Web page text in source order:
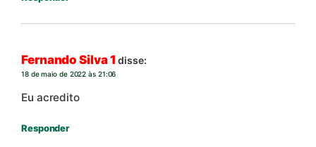
Fernando Silva 1 disse:
18 de maio de 2022 às 21:06
Eu acredito
Responder